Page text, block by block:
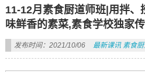
11-12月素食厨道师班|用拌、
味鲜香的素菜,素食学校独家
发布时间：2021/10/06 最新课讯 素食